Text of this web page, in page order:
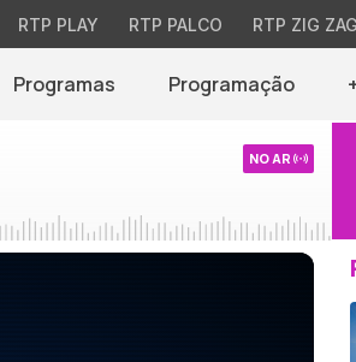
RTP PLAY RTP PALCO RTP ZIG ZAG
Programas Programação
NO AR